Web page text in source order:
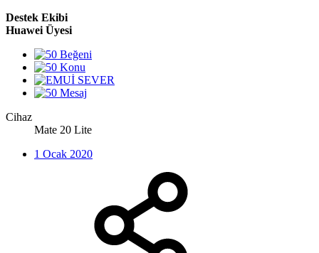
Destek Ekibi
Huawei Üyesi
Cihaz
Mate 20 Lite
1 Ocak 2020